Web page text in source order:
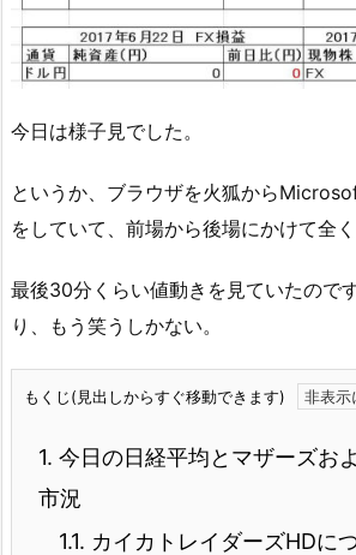
今日は様子見でした。
というか、ブラウザを火狐から
をしていて、前場から後場にかけて全く
最後30分くらい値動きを見ていたので
り、もう笑うしかない。
もくじ(見出しからすぐ移動できます)
1. 今日の日経平均とマザーズお
市況
1.1. カイカトレイダーズHDに